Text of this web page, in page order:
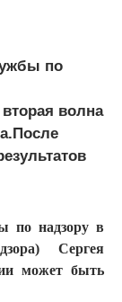
по
волна
по надзору в
Сергея
может быть